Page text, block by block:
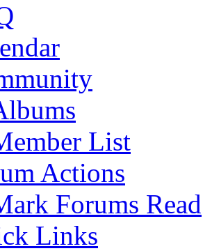
List
Actions
Forums Read
Links